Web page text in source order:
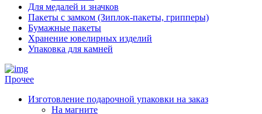
Для медалей и значков
Пакеты с замком (Зиплок-пакеты, грипперы)
Бумажные пакеты
Хранение ювелирных изделий
Упаковка для камней
Прочее
Изготовление подарочной упаковки на заказ
На магните